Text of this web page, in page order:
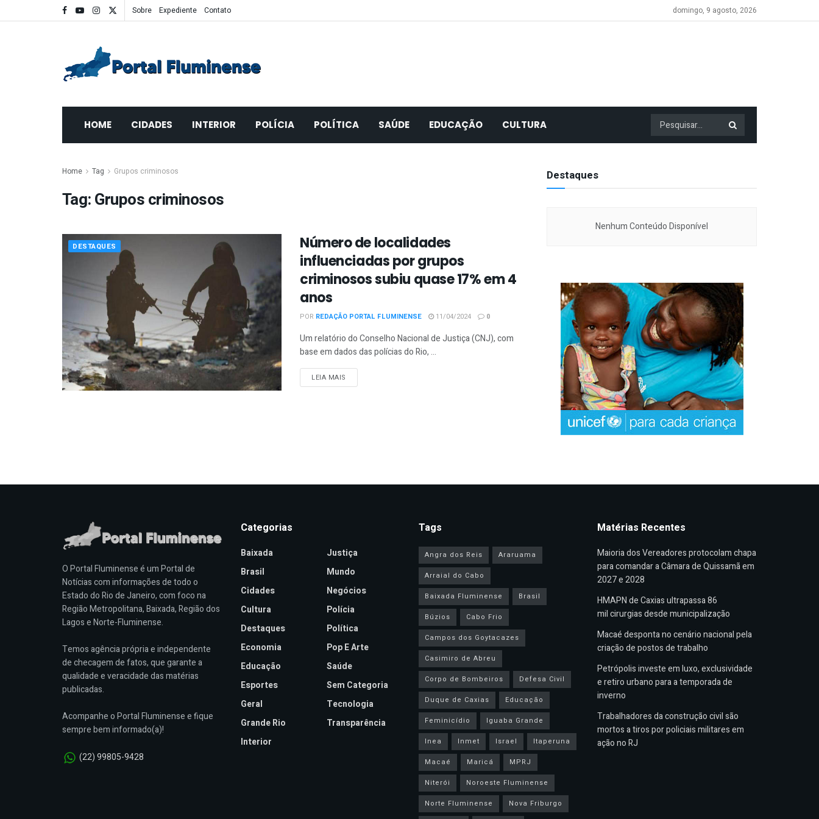
Sobre Expediente Contato domingo, 9 agosto, 2026
HOME CIDADES INTERIOR POLÍCIA POLÍTICA SAÚDE EDUCAÇÃO CULTURA
Home Tag Grupos criminosos
Tag:Grupos criminosos
DESTAQUES
Número de localidades
influenciadas por grupos
criminosos subiu quase 17% em 4
anos
POR REDAÇÃO PORTAL FLUMINENSE 11/04/2024 0
Um relatório do Conselho Nacional de Justiça (CNJ), com
base em dados das polícias do Rio, ...
LEIA MAIS
Destaques
Nenhum Conteúdo Disponível
O Portal Fluminense é um Portal de
Notícias com informações de todo o
Estado do Rio de Janeiro, com foco na
Região Metropolitana, Baixada, Região dos
Lagos e Norte-Fluminense.
Temos agência própria e independente
de checagem de fatos, que garante a
qualidade e veracidade das matérias
publicadas.
Acompanhe o Portal Fluminense e fique
sempre bem informado(a)!
(22) 99805-9428
Categorias
Baixada
Brasil
Cidades
Cultura
Destaques
Economia
Educação
Esportes
Geral
Grande Rio
Interior
Justiça
Mundo
Negócios
Polícia
Política
Pop E Arte
Saúde
Sem Categoria
Tecnologia
Transparência
Tags
Angra dos Reis
Araruama
Arraial do Cabo
Baixada Fluminense
Brasil
Búzios
Cabo Frio
Campos dos Goytacazes
Casimiro de Abreu
Corpo de Bombeiros
Defesa Civil
Duque de Caxias
Educação
Feminicídio
Iguaba Grande
Inea
Inmet Israel
Itaperuna
Macaé
Maricá
MPRJ
Niterói
Noroeste Fluminense
Norte Fluminense
Nova Friburgo
Matérias Recentes
Maioria dos Vereadores protocolam chapa
para comandar a Câmara de Quissamã em
2027 e 2028
HMAPN de Caxias ultrapassa 86
mil cirurgias desde municipalização
Macaé desponta no cenário nacional pela
criação de postos de trabalho
Petrópolis investe em luxo, exclusividade
e retiro urbano para a temporada de
inverno
Trabalhadores da construção civil são
mortos a tiros por policiais militares em
ação no RJ